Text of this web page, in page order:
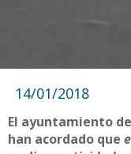
14/01/2018
El ayuntamiento
han acordado que